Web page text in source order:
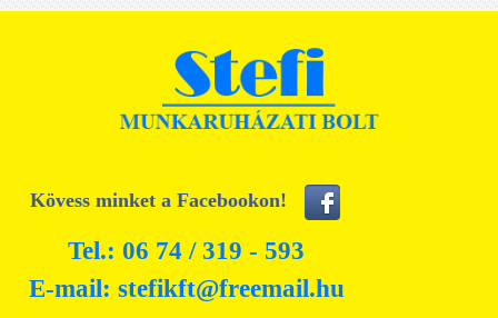
Kövess minket a Facebookon!
Tel.: 06 74 / 319 - 593
E-mail: stefikft@freemail.hu